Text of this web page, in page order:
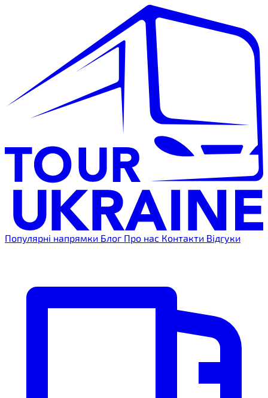
Популярні напрямки Блог Про нас Контакти Відгуки